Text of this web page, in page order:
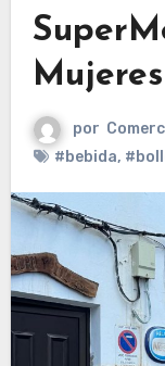
Mujeres
por
#bebida,